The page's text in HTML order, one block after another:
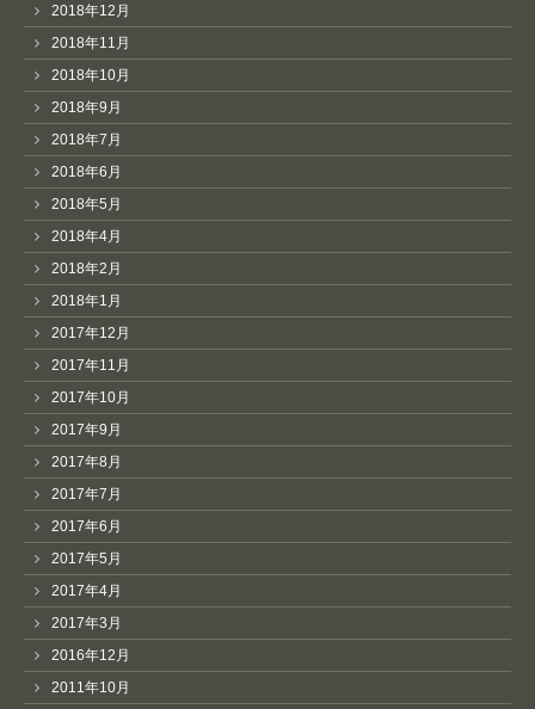
2018年12月
2018年11月
2018年10月
2018年9月
2018年7月
2018年6月
2018年5月
2018年4月
2018年2月
2018年1月
2017年12月
2017年11月
2017年10月
2017年9月
2017年8月
2017年7月
2017年6月
2017年5月
2017年4月
2017年3月
2016年12月
2011年10月